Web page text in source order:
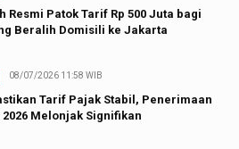
Resmi Patok Tarif Rp 500 Juta bagi
Beralih Domisili ke Jakarta
08/07/2026 11:58 WIB
Tarif Pajak Stabil, Penerimaan
2026 Melonjak Signifikan